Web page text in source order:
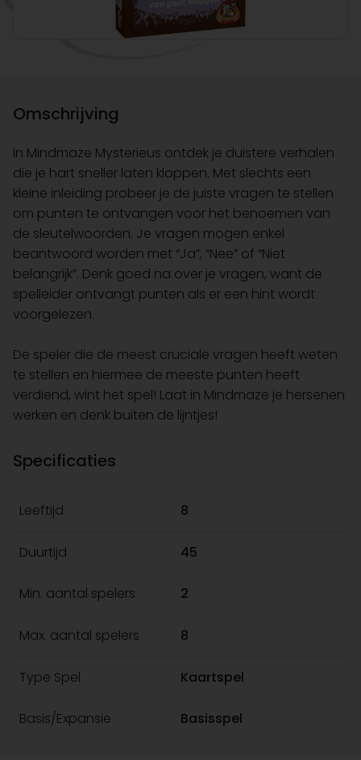
Omschrijving
In Mindmaze Mysterieus ontdek je duistere verhalen
die je hart sneller laten kloppen. Met slechts een
kleine inleiding probeer je de juiste vragen te stellen
om punten te ontvangen voor het benoemen van
de sleutelwoorden. Je vragen mogen enkel
beantwoord worden met “Ja”, “Nee” of “Niet
belangrijk”. Denk goed na over je vragen, want de
spelleider ontvangt punten als er een hint wordt
voorgelezen.
De speler die de meest cruciale vragen heeft weten
te stellen en hiermee de meeste punten heeft
verdiend, wint het spel! Laat in Mindmaze je hersenen
werken en denk buiten de lijntjes!
Specificaties
Leeftijd 8
Duurtijd 45
Min. aantal spelers 2
Max. aantal spelers 8
Type Spel Kaartspel
Basis/Expansie Basisspel